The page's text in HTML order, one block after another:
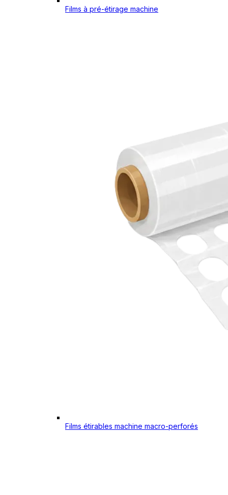
Films à pré-étirage machine
Films étirables machine macro-perforés